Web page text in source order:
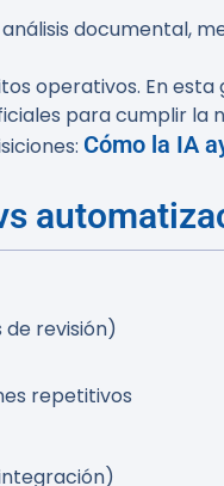
documental,
operativos. En
para cumplir la
Cómo la IA
revisión)
repetitivos